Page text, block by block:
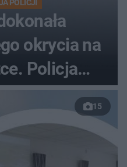
POLICJI
okrycia na
Policja
odcinek
15